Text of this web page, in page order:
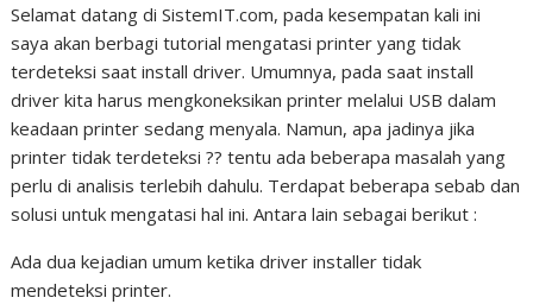
Selamat datang di SistemIT.com, pada kesempatan kali ini
saya akan berbagi tutorial mengatasi printer yang tidak
terdeteksi saat install driver. Umumnya, pada saat install
driver kita harus mengkoneksikan printer melalui USB dalam
keadaan printer sedang menyala. Namun, apa jadinya jika
printer tidak terdeteksi ?? tentu ada beberapa masalah yang
perlu di analisis terlebih dahulu. Terdapat beberapa sebab dan
solusi untuk mengatasi hal ini. Antara lain sebagai berikut :
Ada dua kejadian umum ketika driver installer tidak
mendeteksi printer.